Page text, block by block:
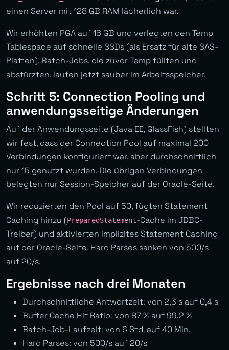
einen Server mit 128 GB RAM lächerlich war.
Wir erhöhten PGA auf 16 GB und verlegten den Temp
Tablespace auf schnelle SSDs (als Ersatz für alte SAS-
Platten). Batch-Jobs, die zuvor Temp füllten und
abstürzten, laufen jetzt sauber im Arbeitsspeicher.
Schritt 5: Connection Pooling und
anwendungsseitige Änderungen
Auf der Anwendungsseite (Java EE, GlassFish) stellten
wir fest, dass der Connection Pool auf maximal 200
Verbindungen konfiguriert war, aber durchschnittlich
nur 15 genutzt wurden. Die übrigen Verbindungen
belegten nur Session-Speicher auf der Oracle-Seite.
Wir reduzierten den Pool auf 50, fügten Statement
Caching hinzu (PreparedStatement-Cache im JDBC-
Treiber) und aktivierten implizites Statement Caching
auf der Oracle-Seite. Hard Parses sanken von 500/s
auf 20/s.
Ergebnisse nach drei Monaten
Durchschnittliche Antwortzeit: von 2,3 s auf 0,4 s
Buffer Cache Hit Ratio: von 87 % auf 99,2 %
Batch-Job-Laufzeit: von 6 Std. auf 40 Min.
Hard Parses: von 500/s auf 20/s